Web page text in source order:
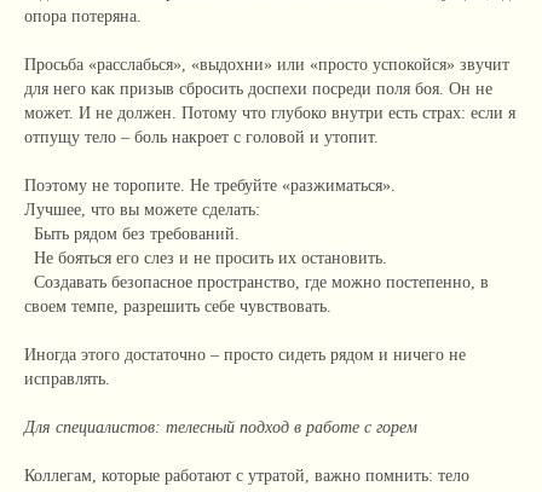
опора потеряна.
Просьба «расслабься», «выдохни» или «просто успокойся» звучит
для него как призыв сбросить доспехи посреди поля боя. Он не
может. И не должен. Потому что глубоко внутри есть страх: если я
отпущу тело – боль накроет с головой и утопит.
Поэтому не торопите. Не требуйте «разжиматься».
Лучшее, что вы можете сделать:
Быть рядом без требований.
Не бояться его слез и не просить их остановить.
Создавать безопасное пространство, где можно постепенно, в
своем темпе, разрешить себе чувствовать.
Иногда этого достаточно – просто сидеть рядом и ничего не
исправлять.
Для специалистов: телесный подход в работе с горем
Коллегам, которые работают с утратой, важно помнить: тело